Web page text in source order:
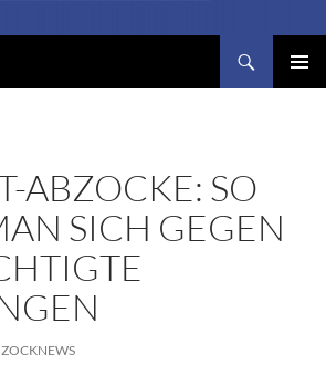
ABZOCKE: SO
SICH GEGEN